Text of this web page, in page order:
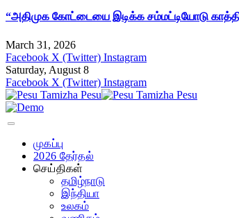
“அதிமுக கோட்டையை இடிக்க சம்மட்டியோடு
March 31, 2026
Facebook X (Twitter) Instagram
Saturday, August 8
Facebook X (Twitter) Instagram
முகப்பு
2026 தேர்தல்
செய்திகள்
தமிழ்நாடு
இந்தியா
உலகம்